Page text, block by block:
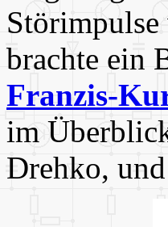
brachte ein
Franzis-
im
Drehko,